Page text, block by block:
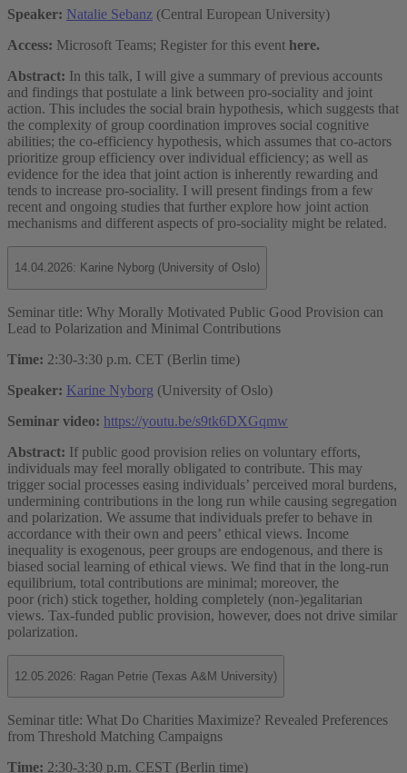
Speaker: Natalie Sebanz (Central European University)
Access: Microsoft Teams; Register for this event here.
Abstract: In this talk, I will give a summary of previous accounts
and findings that postulate a link between pro-sociality and joint
action. This includes the social brain hypothesis, which suggests that
the complexity of group coordination improves social cognitive
abilities; the co-efficiency hypothesis, which assumes that co-actors
prioritize group efficiency over individual efficiency; as well as
evidence for the idea that joint action is inherently rewarding and
tends to increase pro-sociality. I will present findings from a few
recent and ongoing studies that further explore how joint action
mechanisms and different aspects of pro-sociality might be related.
14.04.2026: Karine Nyborg (University of Oslo)
Seminar title: Why Morally Motivated Public Good Provision can
Lead to Polarization and Minimal Contributions
Time: 2:30-3:30 p.m. CET (Berlin time)
Speaker: Karine Nyborg (University of Oslo)
Seminar video: https://youtu.be/s9tk6DXGqmw
Abstract: If public good provision relies on voluntary efforts,
individuals may feel morally obligated to contribute. This may
trigger social processes easing individuals’ perceived moral burdens,
undermining contributions in the long run while causing segregation
and polarization. We assume that individuals prefer to behave in
accordance with their own and peers’ ethical views. Income
inequality is exogenous, peer groups are endogenous, and there is
biased social learning of ethical views. We find that in the long-run
equilibrium, total contributions are minimal; moreover, the
poor (rich) stick together, holding completely (non-)egalitarian
views. Tax-funded public provision, however, does not drive similar
polarization.
12.05.2026: Ragan Petrie (Texas A&M University)
Seminar title: What Do Charities Maximize? Revealed Preferences
from Threshold Matching Campaigns
Time: 2:30-3:30 p.m. CEST (Berlin time)